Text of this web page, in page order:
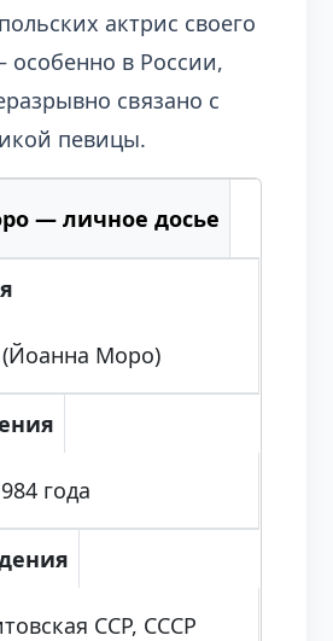
актрис своего
в России,
связано с
певицы.
— личное досье
(Йоанна Моро)
года
ССР, СССР